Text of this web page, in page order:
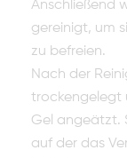
Anschließend
gereinigt, um
zu befreien.
Nach der
trockengelegt
Gel angeätzt.
auf der das